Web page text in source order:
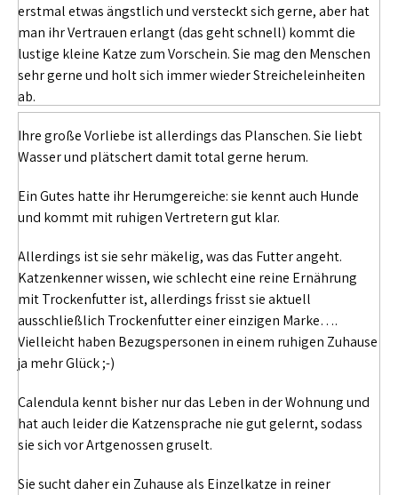
erstmal etwas ängstlich und versteckt sich gerne, aber hat
man ihr Vertrauen erlangt (das geht schnell) kommt die
lustige kleine Katze zum Vorschein. Sie mag den Menschen
sehr gerne und holt sich immer wieder Streicheleinheiten
ab.
Ihre große Vorliebe ist allerdings das Planschen. Sie liebt
Wasser und plätschert damit total gerne herum.
Ein Gutes hatte ihr Herumgereiche: sie kennt auch Hunde
und kommt mit ruhigen Vertretern gut klar.
Allerdings ist sie sehr mäkelig, was das Futter angeht.
Katzenkenner wissen, wie schlecht eine reine Ernährung
mit Trockenfutter ist, allerdings frisst sie aktuell
ausschließlich Trockenfutter einer einzigen Marke….
Vielleicht haben Bezugspersonen in einem ruhigen Zuhause
ja mehr Glück ;-)
Calendula kennt bisher nur das Leben in der Wohnung und
hat auch leider die Katzensprache nie gut gelernt, sodass
sie sich vor Artgenossen gruselt.
Sie sucht daher ein Zuhause als Einzelkatze in reiner